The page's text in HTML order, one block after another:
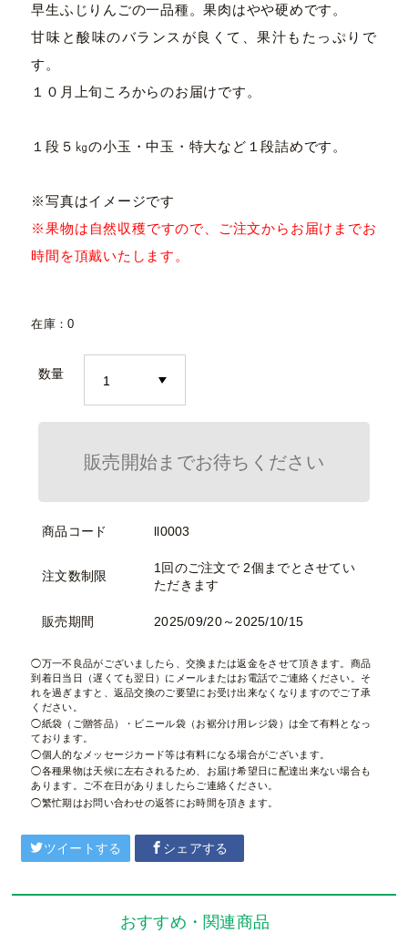
早生ふじりんごの一品種。果肉はやや硬めです。
甘味と酸味のバランスが良くて、果汁もたっぷりで
す。
１０月上旬ころからのお届けです。
１段５㎏の小玉・中玉・特大など１段詰めです。
※写真はイメージです
※果物は自然収穫ですので、ご注文からお届けまでお
時間を頂戴いたします。
在庫：0
数量
販売開始までお待ちください
商品コード ll0003
注文数制限
1回のご注文で 2個までとさせてい
ただきます
販売期間 2025/09/20～2025/10/15
万一不良品がございましたら、交換または返金をさせて頂きます。商品
到着日当日（遅くても翌日）にメールまたはお電話でご連絡ください。そ
れを過ぎますと、返品交換のご要望にお受け出来なくなりますのでご了承
ください。
紙袋（ご贈答品）・ビニール袋（お裾分け用レジ袋）は全て有料となっ
ております。
個人的なメッセージカード等は有料になる場合がございます。
各種果物は天候に左右されるため、お届け希望日に配達出来ない場合も
あります。ご不在日がありましたらご連絡ください。
繁忙期はお問い合わせの返答にお時間を頂きます。
ツイートする シェアする
おすすめ・関連商品